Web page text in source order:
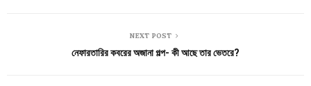
NEXT POST
নেফারতারির কবরের অজানা গল্প- কী আছে তার ভেতরে?